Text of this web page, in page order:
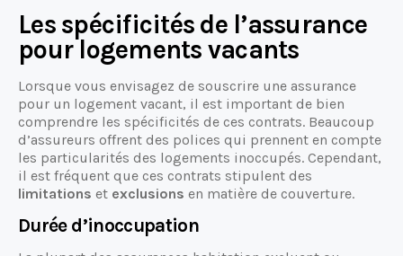
Les spécificités de l’assurance
pour logements vacants
Lorsque vous envisagez de souscrire une assurance
pour un logement vacant, il est important de bien
comprendre les spécificités de ces contrats. Beaucoup
d’assureurs offrent des polices qui prennent en compte
les particularités des logements inoccupés. Cependant,
il est fréquent que ces contrats stipulent des
limitations et exclusions en matière de couverture.
Durée d’inoccupation